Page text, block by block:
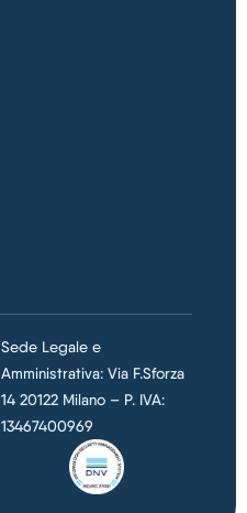
Sede Legale e
Amministrativa: Via F.Sforza
14 20122 Milano – P. IVA:
13467400969